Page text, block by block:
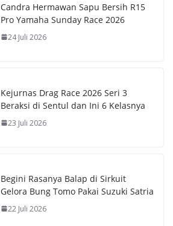
Candra Hermawan Sapu Bersih R15
Pro Yamaha Sunday Race 2026
24 Juli 2026
Kejurnas Drag Race 2026 Seri 3
Beraksi di Sentul dan Ini 6 Kelasnya
23 Juli 2026
Begini Rasanya Balap di Sirkuit
Gelora Bung Tomo Pakai Suzuki Satria
22 Juli 2026